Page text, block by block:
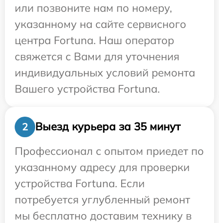
или позвоните нам по номеру,
указанному на сайте сервисного
центра Fortuna. Наш оператор
свяжется с Вами для уточнения
индивидуальных условий ремонта
Вашего устройства Fortuna.
2
Выезд курьера за 35 минут
Профессионал с опытом приедет по
указанному адресу для проверки
устройства Fortuna. Если
потребуется углубленный ремонт
мы бесплатно доставим технику в